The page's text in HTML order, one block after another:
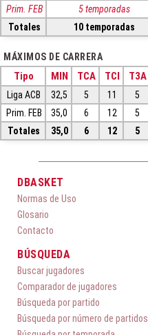
Prim. FEB
5 temporadas
Totales
10 temporadas
MÁXIMOS DE CARRERA
Tipo MIN TCA TCI T3A
Liga ACB 32,5 5 11 5
Prim. FEB
35,0 6 12 5
Totales
35,0 6 12 5
DBASKET
Normas de Uso
Glosario
Contacto
BÚSQUEDA
Buscar jugadores
Comparador de jugadores
Búsqueda por partido
Búsqueda por número de partidos